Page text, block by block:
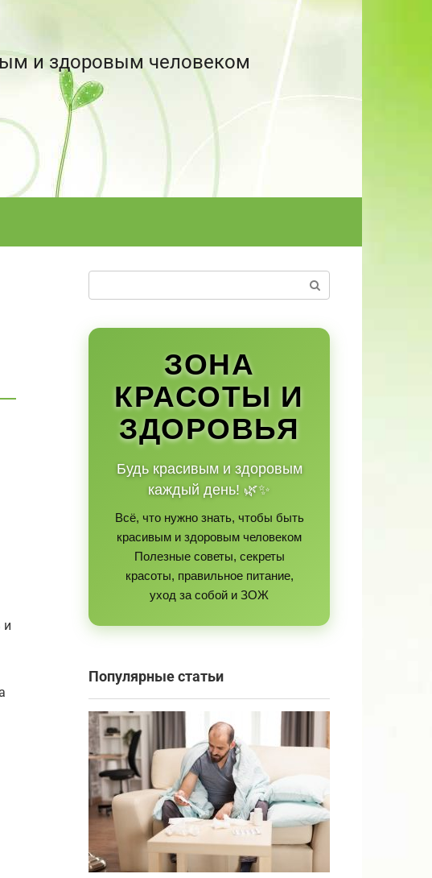
и здоровым человеком
и
ЗОНА
КРАСОТЫ И
ЗДОРОВЬЯ
Будь красивым и здоровым
каждый день! 🌿✨
Всё, что нужно знать, чтобы быть
красивым и здоровым человеком
Полезные советы, секреты
красоты, правильное питание,
уход за собой и ЗОЖ
Популярные статьи